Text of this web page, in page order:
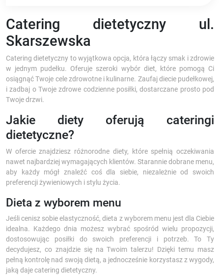
Catering dietetyczny ul.
Skarszewska
Catering dietetyczny to wyjątkowa opcja, która łączy smak i zdrowie
w jednym pudełku. Oferuje szeroki wybór diet, które pomogą Ci
osiągnąć Twoje cele zdrowotne i kulinarne. Zaufaj diecie pudełkowej,
i zadbaj o Twoje zdrowe codzienne posiłki, dostarczane prosto pod
Twoje drzwi.
Jakie diety oferują cateringi
dietetyczne?
W ofercie znajdziesz różnorodne diety, które spełnią oczekiwania
nawet najbardziej wymagających klientów. Starannie dobrane menu,
aby każdy mógł znaleźć coś dla siebie, niezależnie od swoich
preferencji żywieniowych i stylu życia.
Dieta z wyborem menu
Jeśli cenisz sobie elastyczność, dieta z wyborem menu jest dla Ciebie
idealna. Każdego dnia możesz wybrać spośród wielu propozycji,
dostosowując posiłki do swoich preferencji i potrzeb. To Ty
decydujesz, co znajdzie się na Twoim talerzu! Dzięki temu masz
pełną kontrolę nad swoją dietą, a jednocześnie korzystasz z wygody,
jaką daje catering dietetyczny.